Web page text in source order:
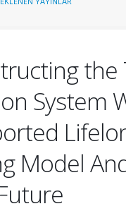
the
System
Model